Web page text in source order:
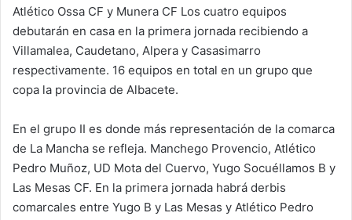
Atlético Ossa CF y Munera CF Los cuatro equipos
debutarán en casa en la primera jornada recibiendo a
Villamalea, Caudetano, Alpera y Casasimarro
respectivamente. 16 equipos en total en un grupo que
copa la provincia de Albacete.
En el grupo II es donde más representación de la comarca
de La Mancha se refleja. Manchego Provencio, Atlético
Pedro Muñoz, UD Mota del Cuervo, Yugo Socuéllamos B y
Las Mesas CF. En la primera jornada habrá derbis
comarcales entre Yugo B y Las Mesas y Atlético Pedro